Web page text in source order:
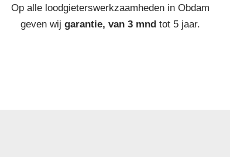
Op alle loodgieterswerkzaamheden in Obdam
geven wij garantie, van 3 mndtot 5 jaar.